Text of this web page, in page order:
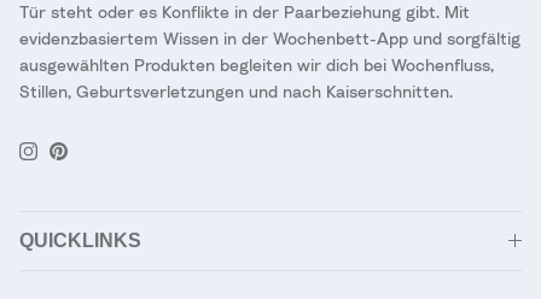
Tür steht oder es Konflikte in der Paarbeziehung gibt. Mit
evidenzbasiertem Wissen in der Wochenbett-App und sorgfältig
ausgewählten Produkten begleiten wir dich bei Wochenfluss,
Stillen, Geburtsverletzungen und nach Kaiserschnitten.
Instagram
Pinterest
QUICKLINKS